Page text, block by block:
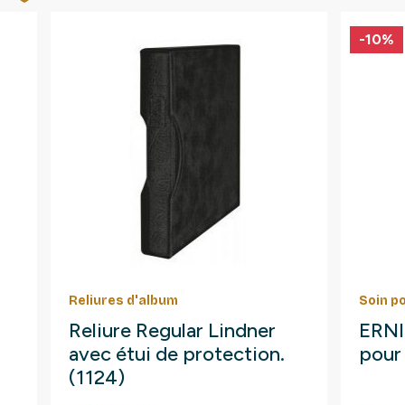
Reliures d'album
Reliure Regular Lindner
avec étui de protection.
(1124)
Soin
-10%